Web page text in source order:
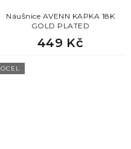
Náušnice AVENN KAPKA 18K
GOLD PLATED
449 Kč
OCEL